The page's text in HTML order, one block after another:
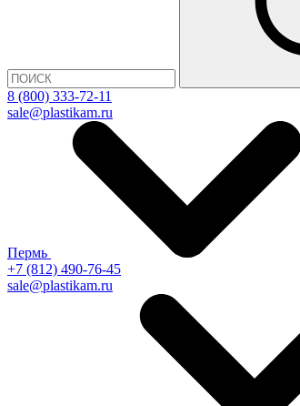
8 (800) 333-72-11
sale@plastikam.ru
Пермь
+7 (812) 490-76-45
sale@plastikam.ru